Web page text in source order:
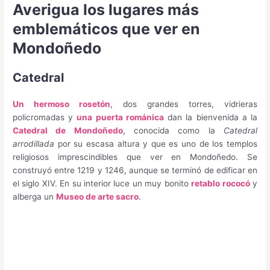
Averigua los lugares más
emblemáticos que ver en
Mondoñedo
Catedral
Un hermoso rosetón, dos grandes torres, vidrieras
policromadas yuna puerta románicadan la bienvenida a la
Catedral de Mondoñedo, conocida como la Catedral
arrodillada por su escasa altura y que es uno de los templos
religiosos imprescindibles que ver en Mondoñedo. Se
construyó entre 1219 y 1246, aunque se terminó de edificar en
el siglo XIV. En su interior luce un muy bonitoretablo rococóy
alberga unMuseo de arte sacro.